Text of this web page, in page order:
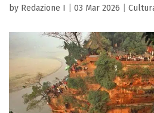
by Redazione I 03 Mar 2026